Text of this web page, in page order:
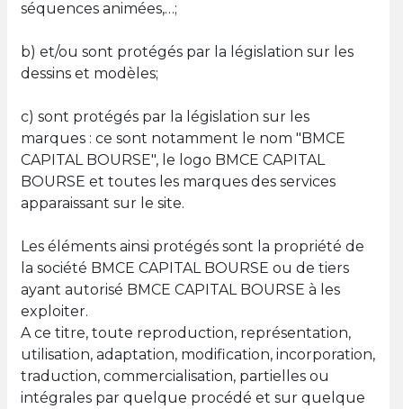
séquences animées,…;
b) et/ou sont protégés par la législation sur les
dessins et modèles;
c) sont protégés par la législation sur les
marques : ce sont notamment le nom "BMCE
CAPITAL BOURSE", le logo BMCE CAPITAL
BOURSE et toutes les marques des services
apparaissant sur le site.
Les éléments ainsi protégés sont la propriété de
la société BMCE CAPITAL BOURSE ou de tiers
ayant autorisé BMCE CAPITAL BOURSE à les
exploiter.
A ce titre, toute reproduction, représentation,
utilisation, adaptation, modification, incorporation,
traduction, commercialisation, partielles ou
intégrales par quelque procédé et sur quelque